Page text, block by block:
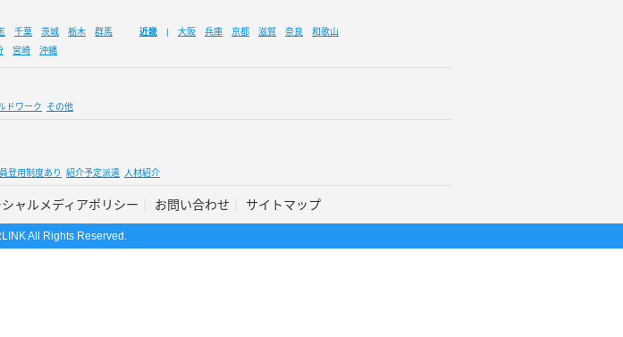
千葉 茨城 栃木 群馬 近畿 大阪 兵庫 京都 滋賀 奈良
和歌山
宮崎 沖縄
ドワーク その他
登用制度あり 紹介予定派遣 人材紹介
シャルメディアポリシー お問い合わせ サイトマップ
All Rights Reserved.